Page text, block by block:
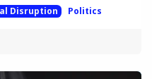
Disruption Politics